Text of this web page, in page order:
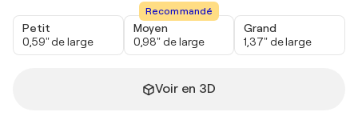
Petit
0,59" de large
Recommandé
Moyen
0,98" de large
Grand
1,37" de large
Voir en 3D